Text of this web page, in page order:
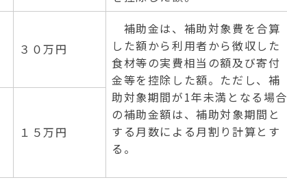
３０万円
補助金は、補助対象費を合算
した額から利用者から徴収した
食材等の実費相当の額及び寄付
金等を控除した額。ただし、補
助対象期間が1年未満となる場合
の補助金額は、補助対象期間と
する月数による月割り計算とす
る。
１５万円